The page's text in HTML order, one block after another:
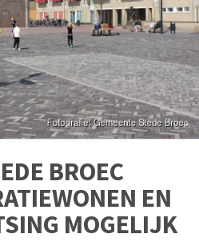
BROEC
EN
MOGELIJK